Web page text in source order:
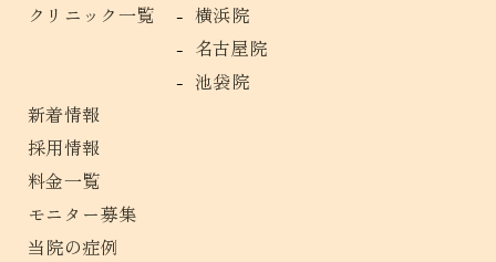
クリニック一覧
横浜院
名古屋院
池袋院
新着情報
採用情報
料金一覧
モニター募集
当院の症例